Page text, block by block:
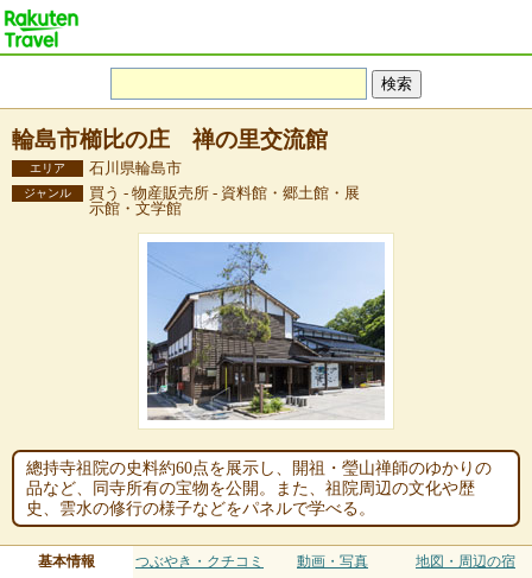
輪島市櫛比の庄 禅の里交流館
エリア 石川県輪島市
ジャンル
買う - 物産販売所 - 資料館・郷土館・展
示館・文学館
總持寺祖院の史料約60点を展示し、開祖・瑩山禅師のゆかりの
品など、同寺所有の宝物を公開。また、祖院周辺の文化や歴
史、雲水の修行の様子などをパネルで学べる。
基本情報 つぶやき・クチコミ 動画・写真 地図・周辺の宿